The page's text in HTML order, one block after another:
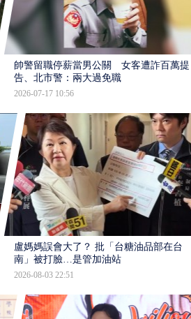
帥警留職停薪當男公關 女客遭詐百萬提
告、北市警：兩大過免職
2026-07-17 10:56
盧媽媽誤會大了？ 批「台糖油品部在台
南」被打臉…是管加油站
2026-08-03 22:51